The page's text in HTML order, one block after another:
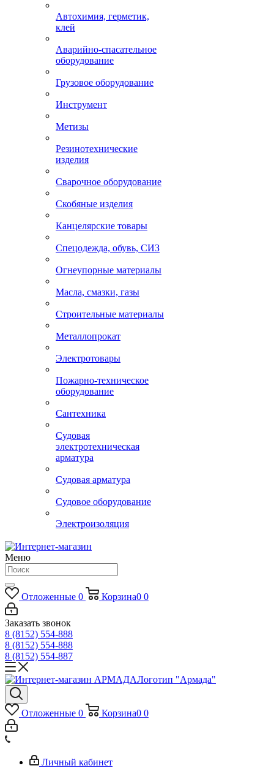
Автохимия, герметик,
клей
Аварийно-спасательное
оборудование
Грузовое оборудование
Инструмент
Метизы
Резинотехнические
изделия
Сварочное оборудование
Скобяные изделия
Канцелярские товары
Спецодежда, обувь, СИЗ
Огнеупорные материалы
Масла, смазки, газы
Строительные материалы
Металлопрокат
Электротовары
Пожарно-техническое
оборудование
Сантехника
Судовая
электротехническая
арматура
Судовая арматура
Судовое оборудование
Электроизоляция
Меню
Отложенные 0 Корзина0 0
Заказать звонок
8 (8152) 554-888
8 (8152) 554-888
8 (8152) 554-887
Логотип "Армада"
Отложенные 0 Корзина0 0
Личный кабинет